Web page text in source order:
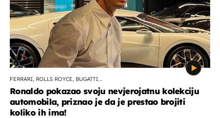
FERRARI, ROLLS ROYCE, BUGATTI...
Ronaldo pokazao svoju nevjerojatnu kolekciju
automobila, priznao je da je prestao brojiti
koliko ih ima!